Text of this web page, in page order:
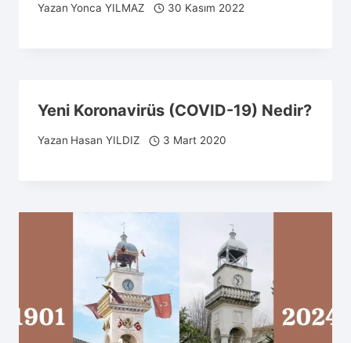
Yazan Yonca YILMAZ 30 Kasım 2022
Yeni Koronavirüs (COVID-19) Nedir?
Yazan Hasan YILDIZ 3 Mart 2020